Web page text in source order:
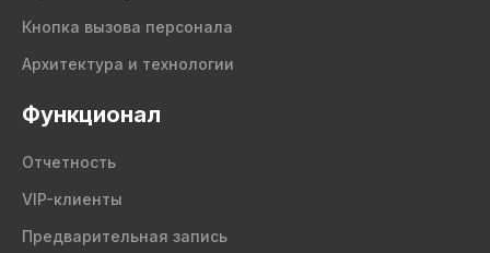
Кнопка вызова персонала
Архитектура и технологии
Функционал
Отчетность
VIP-клиенты
Предварительная запись